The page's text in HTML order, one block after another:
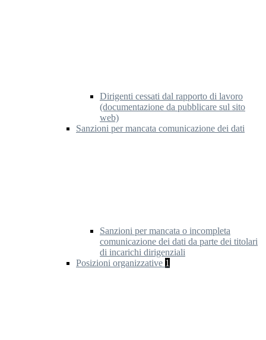
Dirigenti cessati dal rapporto di lavoro
(documentazione da pubblicare sul sito
web)
Sanzioni per mancata comunicazione dei dati
Sanzioni per mancata o incompleta
comunicazione dei dati da parte dei titolari
di incarichi dirigenziali
Posizioni organizzative 1